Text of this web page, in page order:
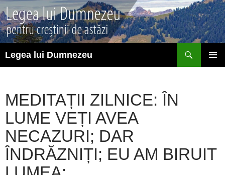
Sari
la
conținut
Legea lui Dumnezeu
MEDITAȚII ZILNICE: ÎN
LUME VEȚI AVEA
NECAZURI; DAR
ÎNDRĂZNIȚI; EU AM BIRUIT